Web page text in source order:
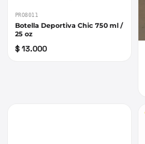
PRO8011
Botella Deportiva Chic 750 ml /
25 oz
$ 13.000